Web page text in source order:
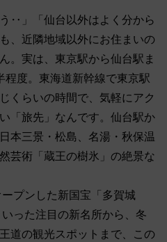
‥」「仙台以外はよく分から
、近隣地域以外にお住まいの
。実は、東京駅から仙台駅ま
程度。東海道新幹線で東京駅
くらいの時間で、気軽にアク
「旅先」なんです。仙台駅か
本三景・松島、名湯・秋保温
芸術「蔵王の樹氷」の絶景な
プンした新国宝「多賀城
った注目の新名所から、冬
道の観光スポットまで、この